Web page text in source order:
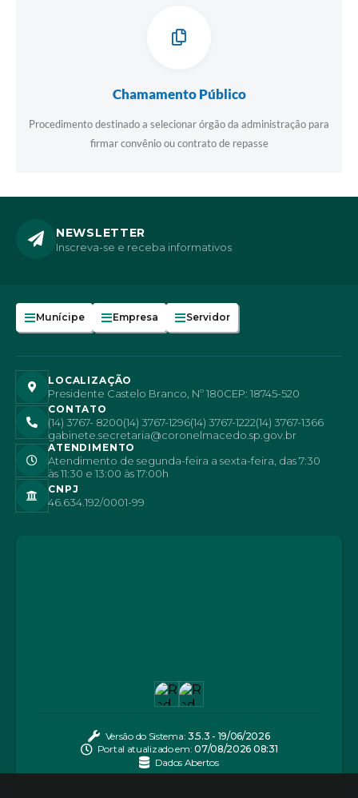
Chamamento Público
Procedimento destinado a selecionar órgão da administração para
firmar convênio ou contrato de repasse
NEWSLETTER
Inscreva-se e receba informativos
Munícipe Empresa Servidor
LOCALIZAÇÃO
Presidente Castelo Branco, Nº 180CEP: 18745-520
CONTATO
(14) 3767- 8200(14) 3767-1296(14) 3767-1222(14) 3767-1366
gabinete.secretaria@coronelmacedo.sp.gov.br
ATENDIMENTO
Atendimento de segunda-feira a sexta-feira, das 7:30
às 11:30 e 13:00 às 17:00h
CNPJ
46.634.192/0001-99
Versão do Sistema: 3.5.3 - 19/06/2026
Portal atualizado em:07/08/2026 08:31
Dados Abertos